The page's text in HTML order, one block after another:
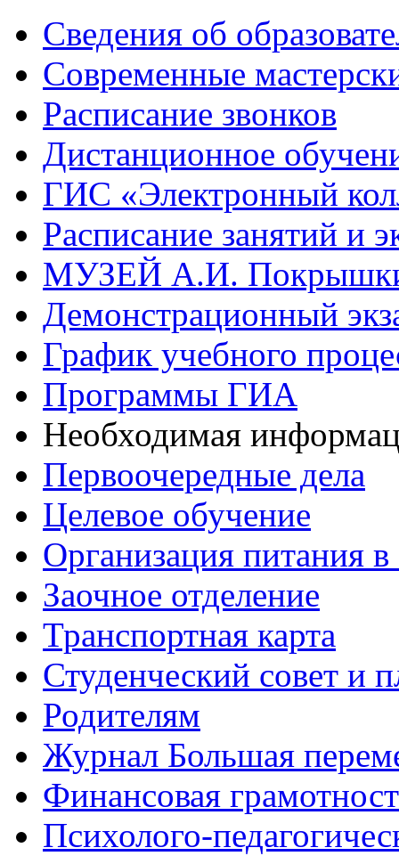
Сведения об
Современные
Расписание звонков
Дистанционное
ГИС «Электронный
Расписание занятий и
МУЗЕЙ А.И.
Демонстрационный
График учебного
Программы ГИА
Необходимая
Первоочередные дела
Целевое обучение
Организация питания в
Заочное отделение
Транспортная карта
Студенческий совет и
Родителям
Журнал Большая
Финансовая
Психолого-